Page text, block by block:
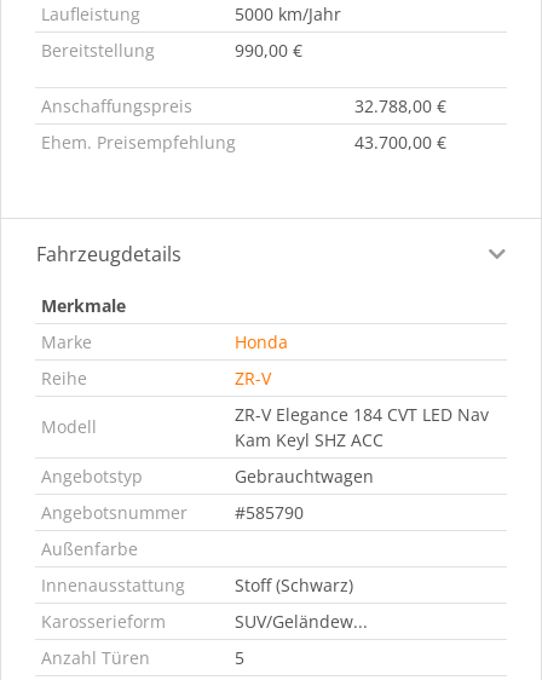
Laufleistung
5000 km/Jahr
Bereitstellung
990,00 €
Anschaffungspreis
32.788,00 €
Ehem. Preisempfehlung
43.700,00 €
Fahrzeugdetails
Merkmale
Marke
Honda
Reihe
ZR-V
Modell
ZR-V Elegance 184 CVT LED Nav
Kam Keyl SHZ ACC
Angebotstyp
Gebrauchtwagen
Angebotsnummer
#585790
Außenfarbe
Innenausstattung
Stoff (Schwarz)
Karosserieform
SUV/Geländew...
Anzahl Türen
5